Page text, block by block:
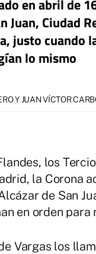
en abril de
Juan,
justo cuando
lo mismo
Y JUAN VÍCTOR
los
la Corona
de San
en orden para
Vargas los